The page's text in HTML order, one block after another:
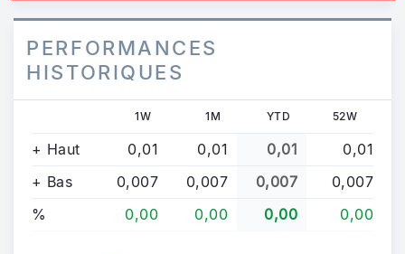
PERFORMANCES
HISTORIQUES
1W 1M YTD 52W
+ Haut 0,01 0,01 0,01
0,01
+ Bas
0,007 0,007 0,007
0,007
%
0,00 0,00 0,00 0,00